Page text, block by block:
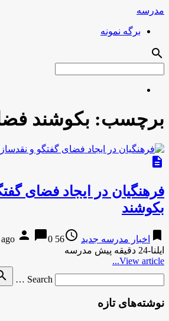
مدرسه
برگه نمونه
search
برچسب: بکوشند
description
فرهنگیان در ایجاد فضای
بکوشند
bookmark اخبار مدرسه جدید access_time
56 years ago
person chat_bubble0
ایلنا-24 دقیقه پیش مدرسه
View article...
Search …
نوشته‌های تازه